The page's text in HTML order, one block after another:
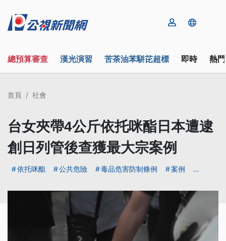
總預算審查 漢光演習 苦茶油苯駢芘超標 即時 熱
首頁 社會
台女夾帶4公斤依托咪酯日本遭逮
創日列管後查獲最大宗案例
依托咪酯 公共危險 毒品危害防制條例 案例 ...